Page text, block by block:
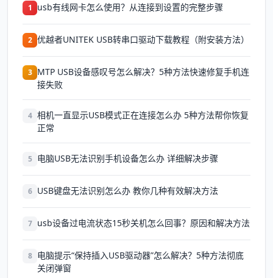
1 usb有线网卡怎么使用？从连接到设置的完整步骤
2 优越者UNITEK USB转串口驱动下载教程（附安装方法）
3 MTP USB设备感叹号怎么解决？5种方法快速修复手机连
接失败
4 相机一直显示USB模式正在连接怎么办 5种方法帮你恢复
正常
5 电脑USB无法识别手机设备怎么办 详细解决步骤
6 USB键盘无法识别怎么办 教你几种有效解决方法
7 usb设备过电流状态15秒关机怎么回事？原因和解决方法
8 电脑提示“保持插入USB驱动器”怎么解决？5种方法彻底
关闭弹窗